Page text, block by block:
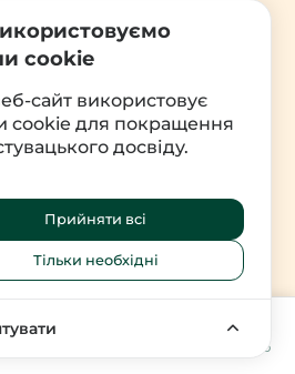
Меню
cookie
сайт використовує
cookie для покращення
досвіду.
Прийняти всі
Тільки необхідні